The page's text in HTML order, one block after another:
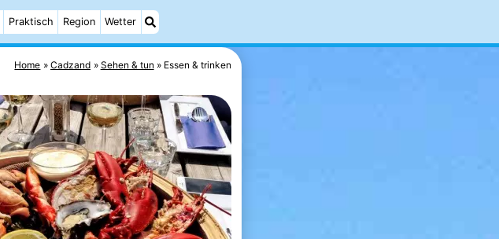
Praktisch Region Wetter
Home Cadzand Sehen & tun Essen & trinken